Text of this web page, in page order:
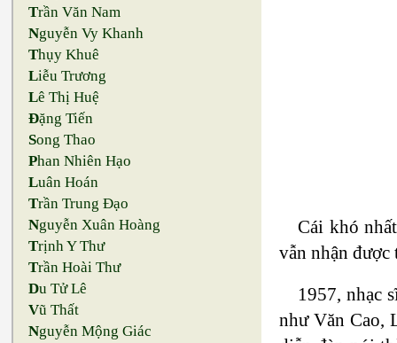
Trần Văn Nam
Nguyễn Vy Khanh
Thụy Khuê
Liễu Trương
Lê Thị Huệ
Đặng Tiến
Song Thao
Phan Nhiên Hạo
Luân Hoán
Trần Trung Đạo
Nguyễn Xuân Hoàng
Trịnh Y Thư
Trần Hoài Thư
Du Tử Lê
Vũ Thất
Nguyễn Mộng Giác
Cái khó
vẫn nhận được
1957, nhạc
như Văn Cao,